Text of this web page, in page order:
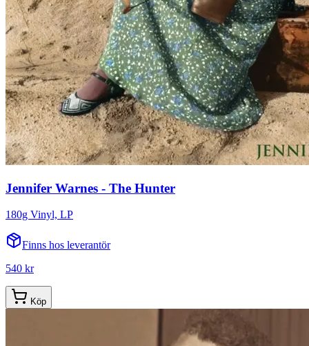
Jennifer Warnes - The Hunter
180g Vinyl, LP
Finns hos leverantör
540 kr
Köp